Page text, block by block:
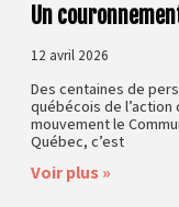
Un
12 avril 2026
Des centaines de
québécois de l’action
mouvement le
Québec, c’est
Voir plus »